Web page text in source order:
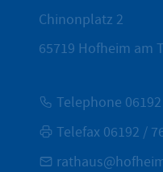
Chinonplatz 2
65719 Hofheim am
Telephone
Telefax 06192 /